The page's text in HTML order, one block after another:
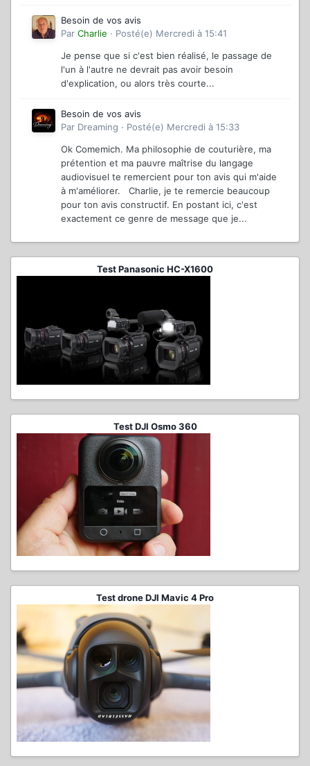
Besoin de vos avis
Par Charlie · Posté(e) Mercredi à 15:41
Je pense que si c'est bien réalisé, le passage de
l'un à l'autre ne devrait pas avoir besoin
d'explication, ou alors très courte...
Besoin de vos avis
Par Dreaming · Posté(e) Mercredi à 15:33
Ok Comemich. Ma philosophie de couturière, ma
prétention et ma pauvre maîtrise du langage
audiovisuel te remercient pour ton avis qui m'aide
à m'améliorer. Charlie, je te remercie beaucoup
pour ton avis constructif. En postant ici, c'est
exactement ce genre de message que je...
Test Panasonic HC-X1600
Test DJI Osmo 360
Test drone DJI Mavic 4 Pro